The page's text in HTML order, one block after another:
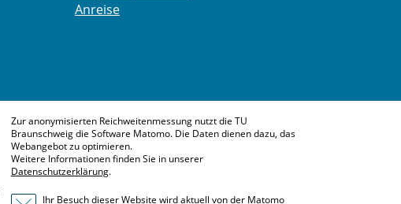
Anreise
Zur anonymisierten Reichweitenmessung nutzt die TU
Braunschweig die Software Matomo. Die Daten dienen dazu, das
Webangebot zu optimieren.
Weitere Informationen finden Sie in unserer
Datenschutzerklärung.
Ihr Besuch dieser Website wird aktuell von der Matomo